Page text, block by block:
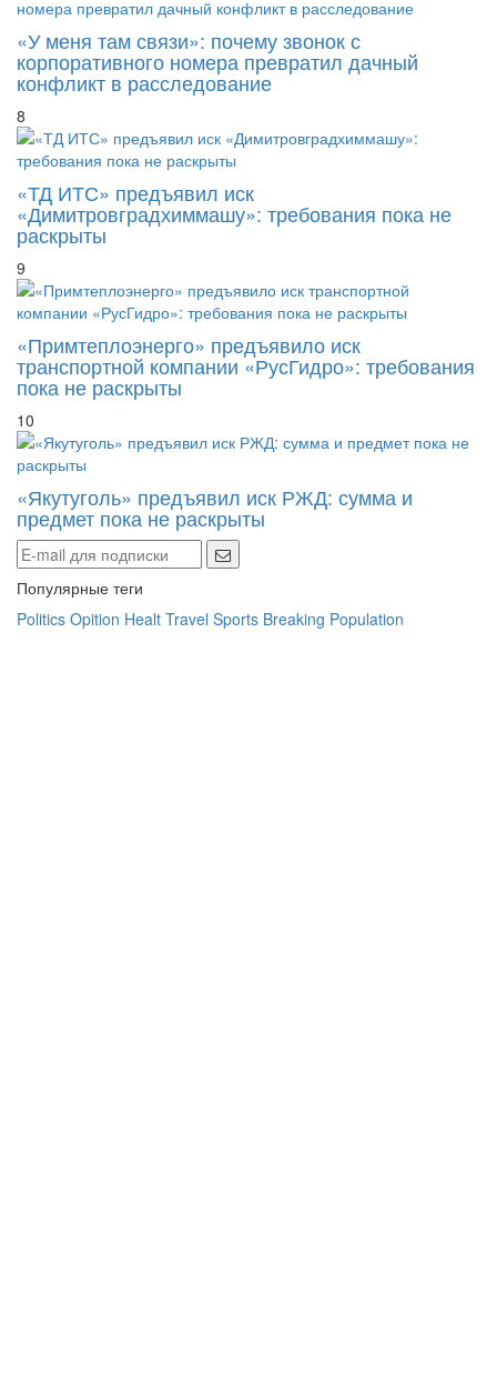
«У меня там связи»: почему звонок с
корпоративного номера превратил дачный
конфликт в расследование
8
«ТД ИТС» предъявил иск
«Димитровградхиммашу»: требования пока не
раскрыты
9
«Примтеплоэнерго» предъявило иск
транспортной компании «РусГидро»: требования
пока не раскрыты
10
«Якутуголь» предъявил иск РЖД: сумма и
предмет пока не раскрыты
Популярные теги
Politics Opition Healt Travel Sports Breaking Population